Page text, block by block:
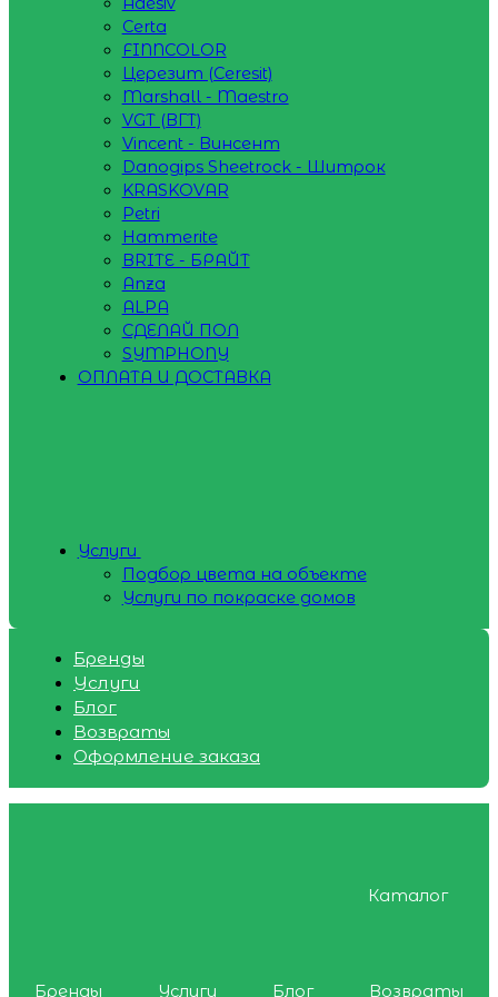
Certa
FINNCOLOR
Церезит (Ceresit)
Marshall - Maestro
VGT (ВГТ)
Vincent - Винсент
Danogips Sheetrock - Шитрок
KRASKOVAR
Petri
Hammerite
BRITE - БРАЙТ
Anza
ALPA
СДЕЛАЙ ПОЛ
SYMPHONY
ОПЛАТА И ДОСТАВКА
Услуги
Подбор цвета на объекте
Услуги по покраске домов
Бренды
Услуги
Блог
Возвраты
Оформление заказа
Каталог
Бренды Услуги Блог
Возвраты